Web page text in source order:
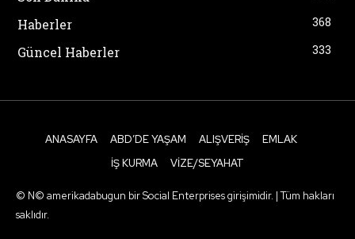
Haberler 368
Güncel Haberler 333
ANASAYFA ABD’DE YAŞAM ALIŞVERIŞ
EMLAK
İŞ KURMA
VIZE/SEYAHAT
© N© amerikadabugun bir Social Enterprises girişimidir. | Tüm hakları
saklıdır.